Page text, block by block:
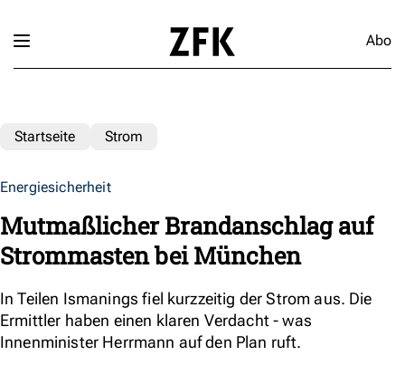
Abo
Startseite Strom
Energiesicherheit
Mutmaßlicher Brandanschlag auf
Strommasten bei München
In Teilen Ismanings fiel kurzzeitig der Strom aus. Die
Ermittler haben einen klaren Verdacht - was
Innenminister Herrmann auf den Plan ruft.